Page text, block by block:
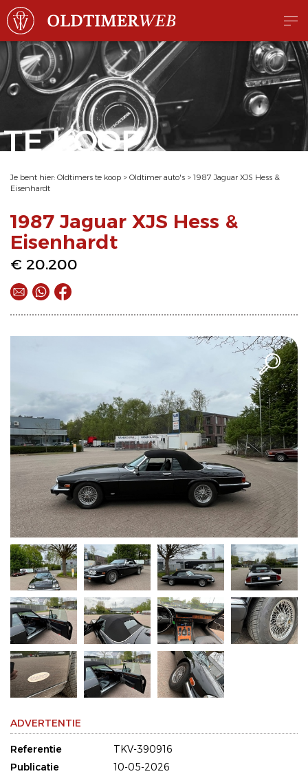
TE KOOP
Je bent hier: Oldtimers te koop > Oldtimer auto's > 1987 Jaguar XJS Hess &
Eisenhardt
1987 Jaguar XJS Hess &
Eisenhardt
€ 20.200
ADVERTENTIE
Referentie
TKV-390916
Publicatie
10-05-2026